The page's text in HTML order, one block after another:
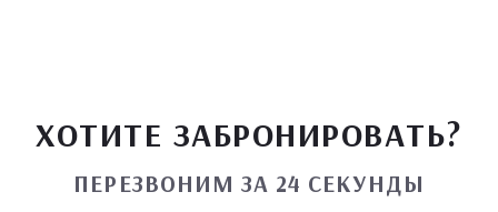
ХОТИТЕ ЗАБРОНИРОВАТЬ?
ПЕРЕЗВОНИМ ЗА 24 СЕКУНДЫ